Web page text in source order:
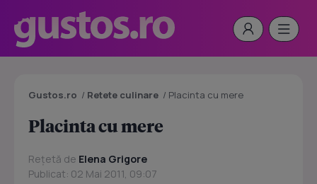
Gustos.ro / Retete culinare / Placinta cu mere
Placinta cu mere
Rețetă de Elena Grigore
Publicat: 02 Mai 2011, 09:07